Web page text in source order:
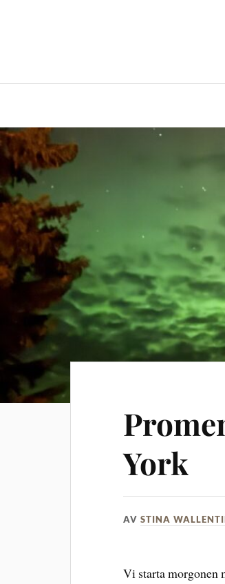
York
AVSTINA
Vi starta morgonen